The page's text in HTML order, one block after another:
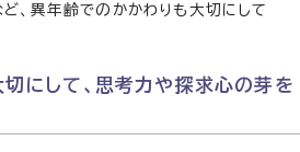
、異年齢でのかかわりも大切にして
にして、思考力や探求心の芽を